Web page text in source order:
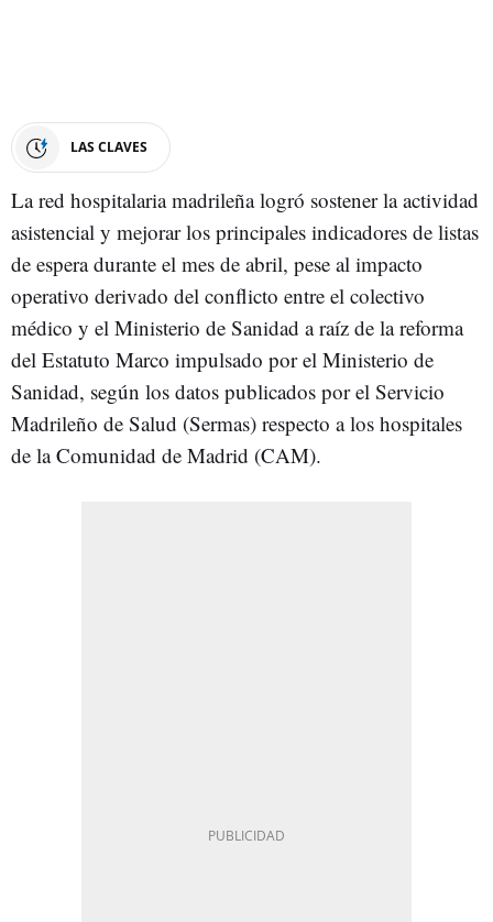
LAS CLAVES
La red hospitalaria madrileña logró sostener la actividad
asistencial y mejorar los principales indicadores de listas
de espera durante el mes de abril, pese al impacto
operativo derivado del conflicto entre el colectivo
médico y el Ministerio de Sanidad a raíz de la reforma
del Estatuto Marco impulsado por el Ministerio de
Sanidad, según los datos publicados por el Servicio
Madrileño de Salud (Sermas) respecto a los hospitales
de la Comunidad de Madrid (CAM).